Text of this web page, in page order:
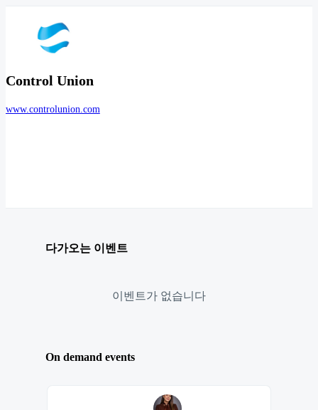
Control Union
www.controlunion.com
다가오는 이벤트
이벤트가 없습니다
On demand events